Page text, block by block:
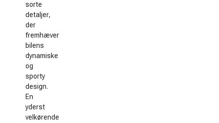
sorte
detaljer,
der
fremhæver
bilens
dynamiske
og
sporty
design.
En
yderst
velkørende